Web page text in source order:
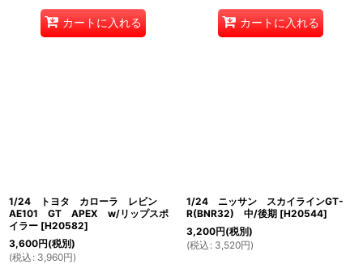
カートに入れる カートに入れる
1/24 トヨタ カローラ レビン
AE101 GT APEX w/リップスポ
イラー [H20582]
3,600円(税別)
(税込 : 3,960円)
1/24 ニッサン スカイラインGT-
R(BNR32) 中/後期 [H20544]
3,200円(税別)
(税込 : 3,520円)